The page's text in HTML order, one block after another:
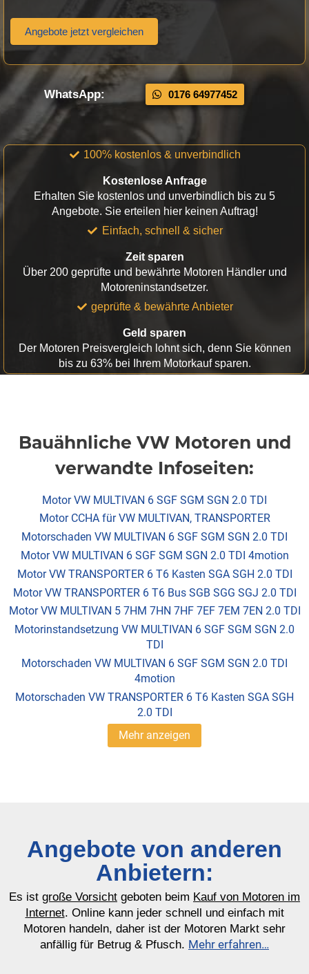
Angebote jetzt vergleichen
WhatsApp: 0176 64977452
100% kostenlos & unverbindlich
Kostenlose Anfrage
Erhalten Sie kostenlos und unverbindlich bis zu 5
Angebote. Sie erteilen hier keinen Auftrag!
Einfach, schnell & sicher
Zeit sparen
Über 200 geprüfte und bewährte Motoren Händler und
Motoreninstandsetzer.
geprüfte & bewährte Anbieter
Geld sparen
Der Motoren Preisvergleich lohnt sich, denn Sie können
bis zu 63% bei Ihrem Motorkauf sparen.
Bauähnliche VW Motoren und
verwandte Infoseiten:
Motor VW MULTIVAN 6 SGF SGM SGN 2.0 TDI
Motor CCHA für VW MULTIVAN, TRANSPORTER
Motorschaden VW MULTIVAN 6 SGF SGM SGN 2.0 TDI
Motor VW MULTIVAN 6 SGF SGM SGN 2.0 TDI 4motion
Motor VW TRANSPORTER 6 T6 Kasten SGA SGH 2.0 TDI
Motor VW TRANSPORTER 6 T6 Bus SGB SGG SGJ 2.0 TDI
Motor VW MULTIVAN 5 7HM 7HN 7HF 7EF 7EM 7EN 2.0 TDI
Motorinstandsetzung VW MULTIVAN 6 SGF SGM SGN 2.0
TDI
Motorschaden VW MULTIVAN 6 SGF SGM SGN 2.0 TDI
4motion
Motorschaden VW TRANSPORTER 6 T6 Kasten SGA SGH
2.0 TDI
Mehr anzeigen
Angebote von anderen
Anbietern:
Es ist große Vorsicht geboten beim Kauf von Motoren im
Internet. Online kann jeder schnell und einfach mit
Motoren handeln, daher ist der Motoren Markt sehr
anfällig für Betrug & Pfusch. Mehr erfahren…